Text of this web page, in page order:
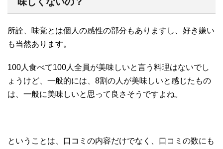
所詮、味覚とは個人の感性の部分もありますし、好き嫌い
も当然あります。
100人食べて100人全員が美味しいと言う料理はないでし
ょうけど、一般的には、8割の人が美味しいと感じたもの
は、一般に美味しいと思って良さそうですよね。
ということは、口コミの内容だけでなく、口コミの数にも